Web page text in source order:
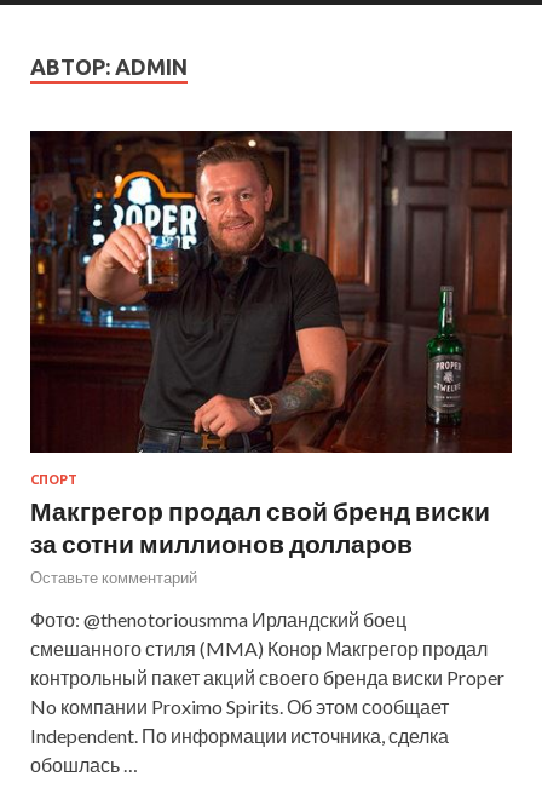
АВТОР: ADMIN
СПОРТ
Макгрегор продал свой бренд виски
за сотни миллионов долларов
Оставьте комментарий
Фото: @thenotoriousmma Ирландский боец
смешанного стиля (MMA) Конор Макгрегор продал
контрольный пакет акций своего бренда виски Proper
No компании Proximo Spirits. Об этом сообщает
Independent. По информации источника, сделка
обошлась …